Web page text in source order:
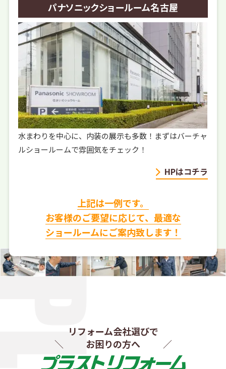
パナソニックショールーム名古屋
水まわりを中心に、内装の展示も多数！まずはバーチャ
ルショールームで雰囲気をチェック！
HPはコチラ
上記は一例です。
お客様のご要望に応じて、 最適な
ショールームにご案内致します！
リフォーム会社選びで
お困りの方へ